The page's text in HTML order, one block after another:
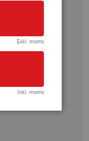
Exkl. moms
Inkl. moms